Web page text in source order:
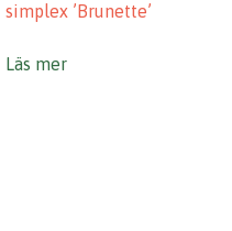
simplex ’Brunette’
Läs mer